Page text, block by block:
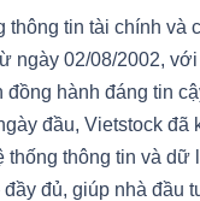
thông tin tài chính và
ngày 02/08/2002,
hành đáng tin
đầu, Vietstock đã
thống thông tin và dữ
đủ, giúp nhà đầu